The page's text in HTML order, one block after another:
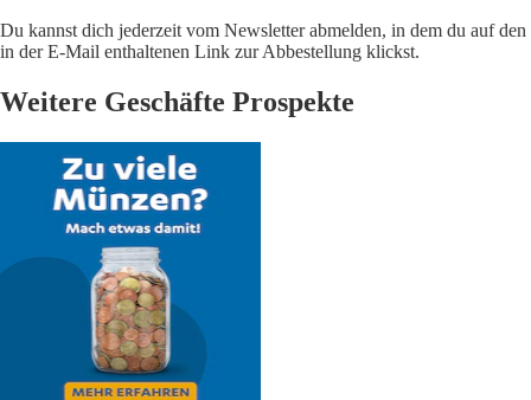
Du kannst dich jederzeit vom Newsletter abmelden, in dem du auf den
in der E-Mail enthaltenen Link zur Abbestellung klickst.
Weitere Geschäfte Prospekte